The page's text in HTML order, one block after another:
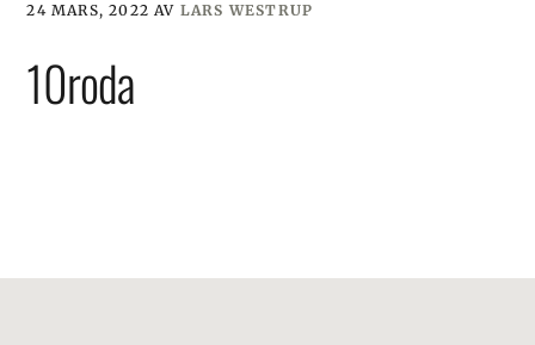
24 MARS, 2022 AV LARS WESTRUP
10roda